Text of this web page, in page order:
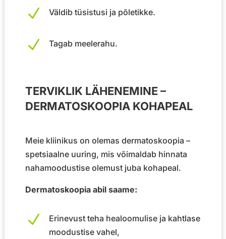
N Väldib tüsistusi ja põletikke.
N Tagab meelerahu.
TERVIKLIK LÄHENEMINE –
DERMATOSKOOPIA KOHAPEAL
Meie kliinikus on olemas dermatoskoopia –
spetsiaalne uuring, mis võimaldab hinnata
nahamoodustise olemust juba kohapeal.
Dermatoskoopia abil saame:
N
Erinevust teha healoomulise ja kahtlase
moodustise vahel,